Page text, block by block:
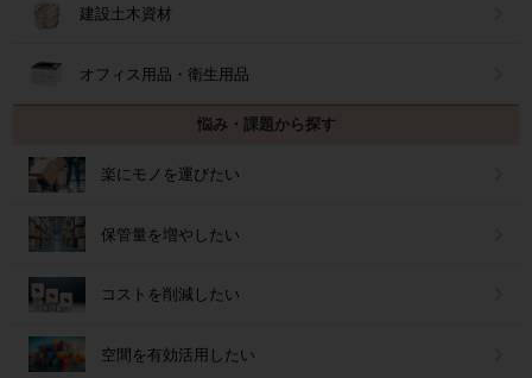
建設土木資材
オフィス用品・衛生用品
悩み・課題から探す
楽にモノを運びたい
保管量を増やしたい
コストを削減したい
空間を有効活用したい